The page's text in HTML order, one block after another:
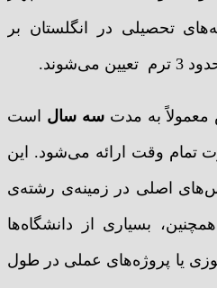
تحصیلی در انگلستان بر
معمولاً به مدت سه سال است
تمام وقت ارائه می‌شود. این
اصلی در زمینه‌ی رشته‌ی
بسیاری از دانشگاه‌ها
یا پروژه‌های عملی در طول